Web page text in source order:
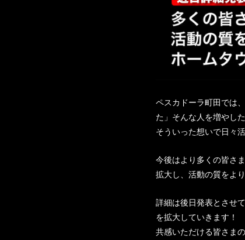
ペスカドーラ町田では
た」そんな人を増やした
そういった想いで日々
今後はより多くの皆さ
拡大し、活動の質をよ
詳細は後日発表とさせ
を拡大していきます！
共感いただける皆さま